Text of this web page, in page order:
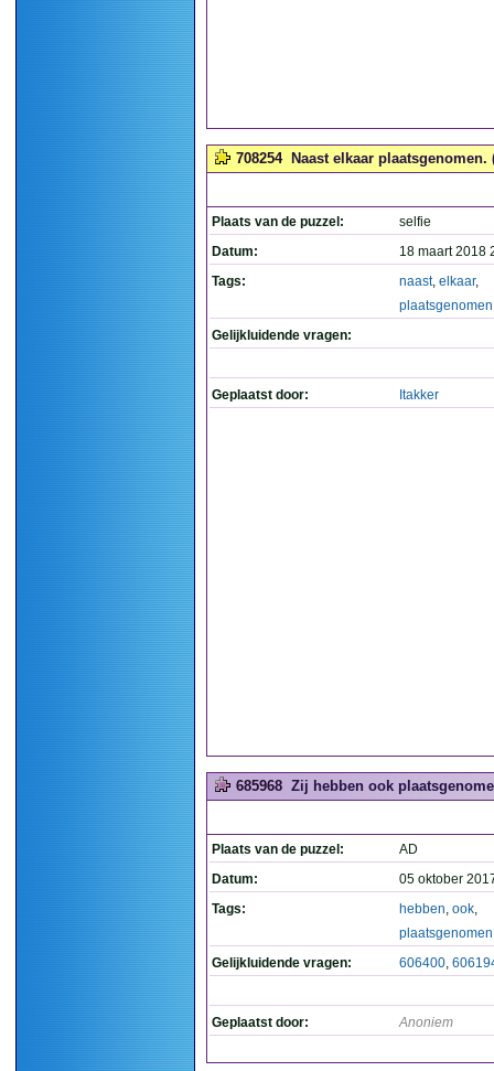
708254 Naast elkaar plaatsgenomen.
Plaats van de puzzel:
selfie
Datum:
18 maart 2018
Tags:
naast, elkaar,
plaatsgenomen
Gelijkluidende vragen:
Geplaatst door: Itakker
685968 Zij hebben ook
Plaats van de puzzel:
AD
Datum:
05 oktober
Tags:
hebben, ook,
plaatsgenomen
Gelijkluidende vragen:
606400,
Geplaatst door: Anoniem